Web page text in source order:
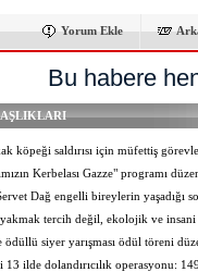
Yorum Ekle
Bu habere
köpeği saldırısı için müfettiş
Kerbelası Gazze" programı
Dağ engelli bireylerin yaşadığı
tercih değil, ekolojik ve insani
ödüllü siyer yarışması ödül töreni
13 ilde dolandırıcılık operasyonu: